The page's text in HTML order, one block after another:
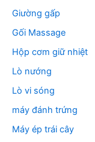
Giường gấp
Gối Massage
Hộp cơm giữ nhiệt
Lò nướng
Lò vi sóng
máy đánh trứng
Máy ép trái cây